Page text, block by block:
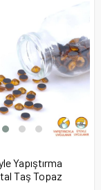
Yapıştırma
Taş Topaz